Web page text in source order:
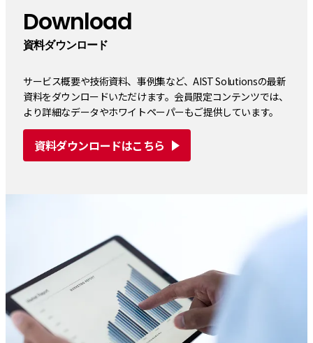
Download
資料ダウンロード
サービス概要や技術資料、事例集など、AIST Solutionsの最新
資料をダウンロードいただけます。会員限定コンテンツでは、
より詳細なデータやホワイトペーパーもご提供しています。
資料ダウンロードはこちら